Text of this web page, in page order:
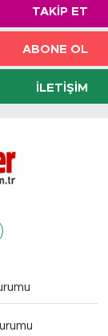
TAKIP ET
ABONE OL
İLETIŞIM